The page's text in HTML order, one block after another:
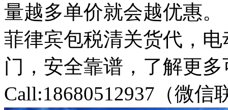
量越多单价就会越优惠。
菲律宾包税清关货代，
门，安全靠谱，了解更
Call:18680512937（微信